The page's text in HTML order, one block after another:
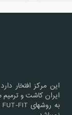
این مرکز افتخار
ایران کاشت و ترمیم